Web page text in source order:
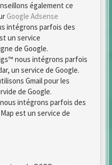
également ce
Google Adsense
intégrons parfois des
un service
de Google.
nous intégrons parfois
un service de Google.
Gmail pour les
de Google.
intégrons parfois des
est un service de